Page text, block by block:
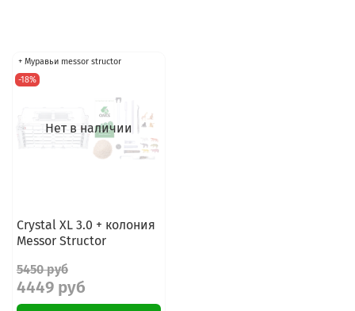
Нет в наличии
+ Муравьи messor structor
-18%
Crystal XL 3.0 + колония
Messor Structor
5450 руб
4449 руб